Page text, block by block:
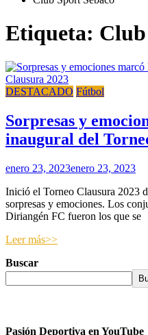
Etiqueta:
DESTACADO Fútbol
Sorpresas y
inaugural del
enero 23, 2023enero 23, 2023
Inició el Torneo Clausura 2023
sorpresas y emociones. Los
Diriangén FC fueron los que se
Leer más>>
Buscar
Pasión Deportiva en YouTube